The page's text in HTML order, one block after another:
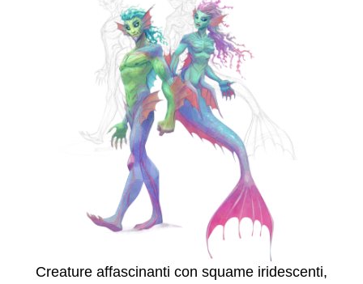
Creature affascinanti con squame iridescenti,